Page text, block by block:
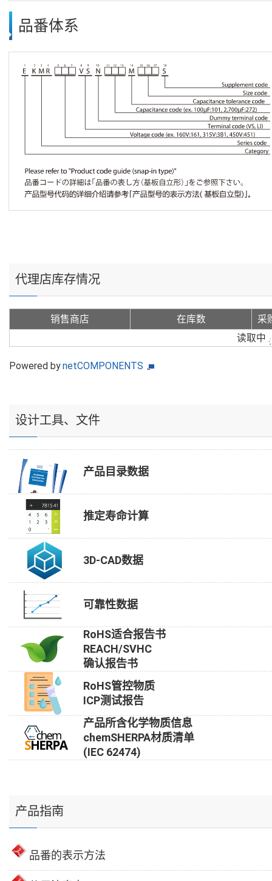
品番体系
代理店库存情况
销售商店 在库数
采
读取中
Powered bynetCOMPONENTS
设计工具、文件
产品目录数据
推定寿命计算
3D-CAD数据
可靠性数据
RoHS适合报告书
REACH/SVHC
确认报告书
RoHS管控物质
ICP测试报告
产品所含化学物质信息
chemSHERPA材质清单
(IEC 62474)
产品指南
品番的表示方法